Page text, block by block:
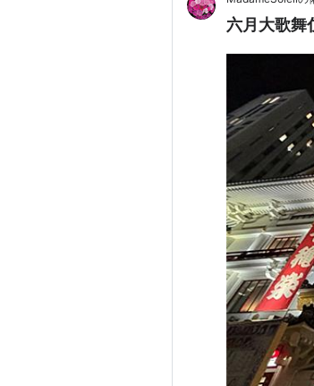
六月大歌舞